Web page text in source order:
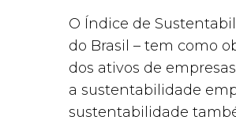
O Índice de
do Brasil – tem como
dos ativos de
a sustentabilidade
sustentabilidade